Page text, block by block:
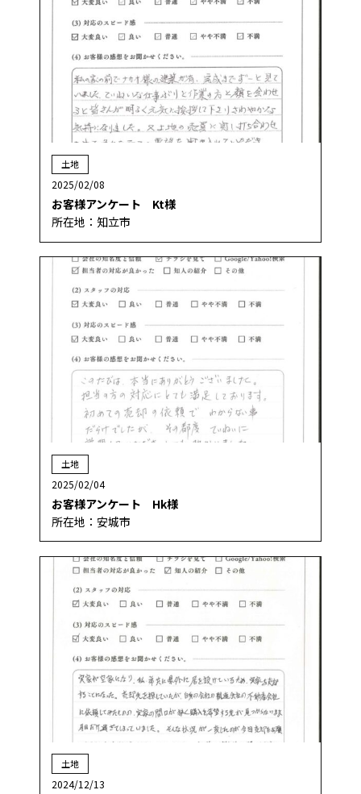
土地
2025/02/08
お客様アンケート Kt様
所在地：知立市
土地
2025/02/04
お客様アンケート Hk様
所在地：安城市
土地
2024/12/13